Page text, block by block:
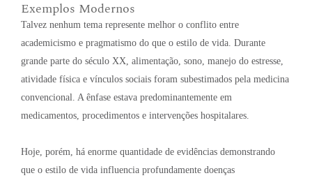
Exemplos Modernos
Talvez nenhum tema represente melhor o conflito entre
academicismo e pragmatismo do que o estilo de vida. Durante
grande parte do século XX, alimentação, sono, manejo do estresse,
atividade física e vínculos sociais foram subestimados pela medicina
convencional. A ênfase estava predominantemente em
medicamentos, procedimentos e intervenções hospitalares.
Hoje, porém, há enorme quantidade de evidências demonstrando
que o estilo de vida influencia profundamente doenças